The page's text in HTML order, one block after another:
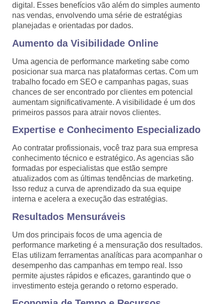
digital. Esses benefícios vão além do simples aumento
nas vendas, envolvendo uma série de estratégias
planejadas e orientadas por dados.
Aumento da Visibilidade Online
Uma agencia de performance marketing sabe como
posicionar sua marca nas plataformas certas. Com um
trabalho focado em SEO e campanhas pagas, suas
chances de ser encontrado por clientes em potencial
aumentam significativamente. A visibilidade é um dos
primeiros passos para atrair novos clientes.
Expertise e Conhecimento Especializado
Ao contratar profissionais, você traz para sua empresa
conhecimento técnico e estratégico. As agencias são
formadas por especialistas que estão sempre
atualizados com as últimas tendências de marketing.
Isso reduz a curva de aprendizado da sua equipe
interna e acelera a execução das estratégias.
Resultados Mensuráveis
Um dos principais focos de uma agencia de
performance marketing é a mensuração dos resultados.
Elas utilizam ferramentas analíticas para acompanhar o
desempenho das campanhas em tempo real. Isso
permite ajustes rápidos e eficazes, garantindo que o
investimento esteja gerando o retorno esperado.